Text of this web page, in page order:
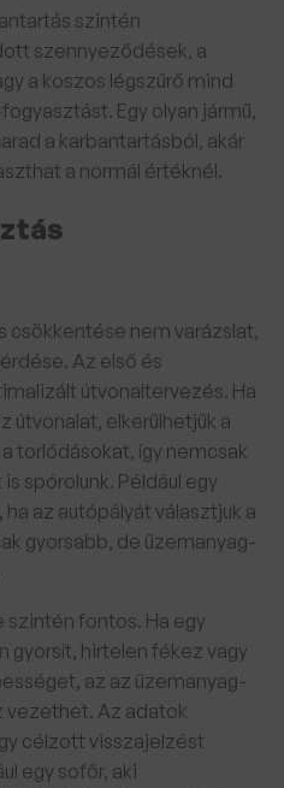
szintén
szennyeződések, a
a koszos légszűrő mind
Egy olyan jármű,
a karbantartásból, akár
a normál értéknél.
csökkentése nem varázslat,
Az első és
útvonaltervezés. Ha
útvonalat, elkerülhetjük a
torlódásokat, így nemcsak
spórolunk. Például egy
az autópályát választjuk a
gyorsabb, de üzemanyag-
fontos. Ha egy
gyorsít, hirtelen fékez vagy
az az üzemanyag-
vezethet. Az adatok
célzott visszajelzést
egy sofőr, aki